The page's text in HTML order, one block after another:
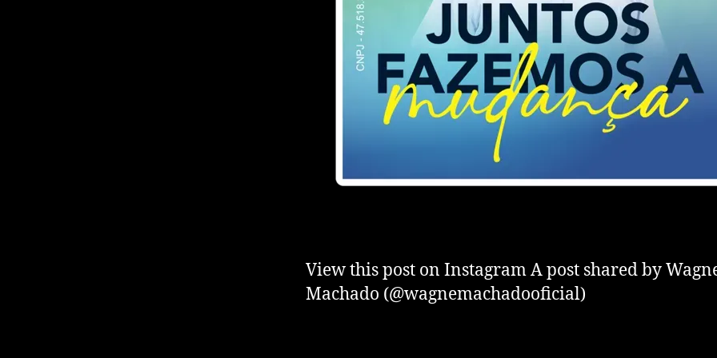
View this post on Instagram A post shared by
Machado (@wagnemachadooficial)